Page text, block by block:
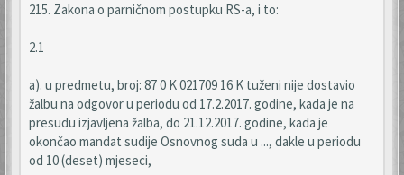
215. Zakona o parničnom postupku RS-a, i to:
2.1
a). u predmetu, broj: 87 0 K 021709 16 K tuženi nije dostavio
žalbu na odgovor u periodu od 17.2.2017. godine, kada je na
presudu izjavljena žalba, do 21.12.2017. godine, kada je
okončao mandat sudije Osnovnog suda u ..., dakle u periodu
od 10 (deset) mjeseci,